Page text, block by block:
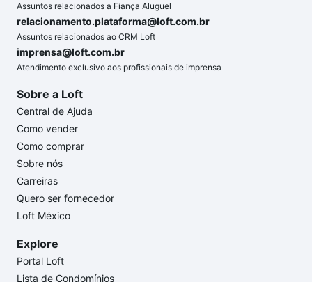
Assuntos relacionados a Fiança Aluguel
relacionamento.plataforma@loft.com.br
Assuntos relacionados ao CRM Loft
imprensa@loft.com.br
Atendimento exclusivo aos profissionais de imprensa
Sobre a Loft
Central de Ajuda
Como vender
Como comprar
Sobre nós
Carreiras
Quero ser fornecedor
Loft México
Explore
Portal Loft
Lista de Condomínios